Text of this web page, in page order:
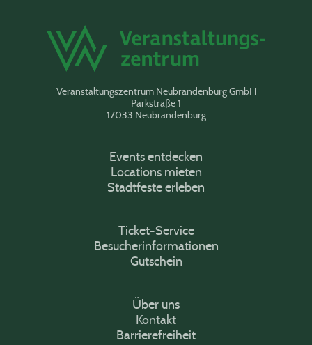
Veranstaltungszentrum Neubrandenburg GmbH
Parkstraße 1
17033 Neubrandenburg
Events entdecken
Locations mieten
Stadtfeste erleben
Ticket-Service
Besucherinformationen
Gutschein
Über uns
Kontakt
Barrierefreiheit